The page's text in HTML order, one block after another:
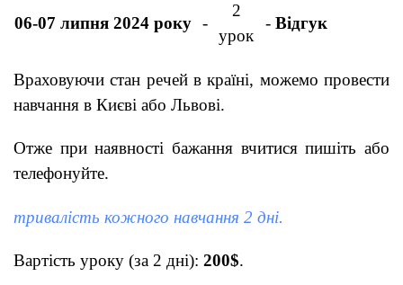
06-07 липня 2024 року -
2
урок
- Відгук
Враховуючи стан речей в країні, можемо провести
навчання в Києві або Львові.
Отже при наявності бажання вчитися пишіть або
телефонуйте.
тривалість кожного навчання 2 дні.
Вартість уроку (за 2 дні): 200$.